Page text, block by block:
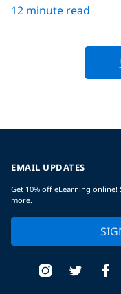
12 minute read
EMAIL UPDATES
Get 10% off eLearning
more.